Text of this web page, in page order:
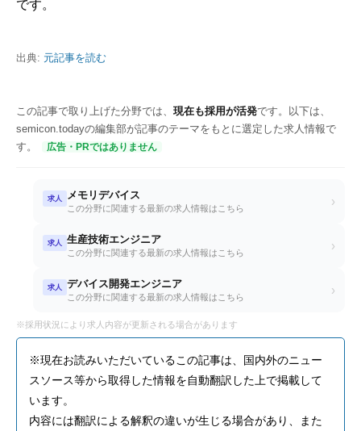
です。
出典: 元記事を読む
この記事で取り上げた分野では、 現在も採用が活発です。以下は、
semicon.todayの編集部が記事のテーマをもとに選定した求人情報で
す。
広告・PRではありません
求人 メモリデバイス
この分野に関連する最新の求人情報はこちら ›
求人 生産技術エンジニア
この分野に関連する最新の求人情報はこちら ›
求人 デバイス開発エンジニア
この分野に関連する最新の求人情報はこちら ›
※採用状況により求人内容が更新される場合があります
※現在お読みいただいているこの記事は、国内外のニュー
スソース等から取得した情報を自動翻訳した上で掲載して
います。
内容には翻訳による解釈の違いが生じる場合があり、また